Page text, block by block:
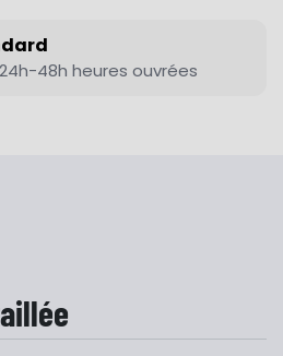
48h heures ouvrées